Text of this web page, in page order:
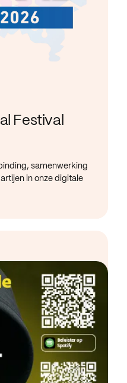
Festival
samenwerking
in onze digitale